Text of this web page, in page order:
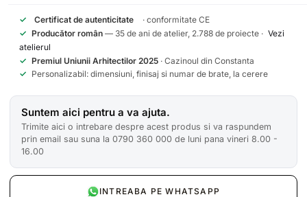
✓ Certificat de autenticitate
· conformitate CE
✓ Producător român — 35 de ani de atelier, 2.788 de proiecte · Vezi
atelierul
✓ Premiul Uniunii Arhitectilor 2025 · Cazinoul din Constanta
✓ Personalizabil: dimensiuni, finisaj si numar de brate, la cerere
Suntem aici pentru a va ajuta.
Trimite aici o intrebare despre acest produs si va raspundem
prin email sau suna la 0790 360 000 de luni pana vineri 8.00 -
16.00
INTREABA PE WHATSAPP